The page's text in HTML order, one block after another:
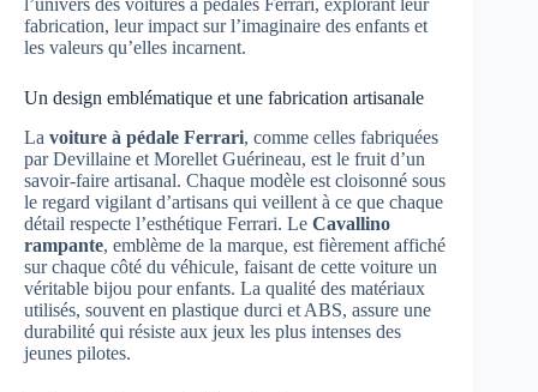
l’univers des voitures à pédales Ferrari, explorant leur
fabrication, leur impact sur l’imaginaire des enfants et
les valeurs qu’elles incarnent.
Un design emblématique et une fabrication artisanale
La voiture à pédale Ferrari, comme celles fabriquées
par Devillaine et Morellet Guérineau, est le fruit d’un
savoir-faire artisanal. Chaque modèle est cloisonné sous
le regard vigilant d’artisans qui veillent à ce que chaque
détail respecte l’esthétique Ferrari. Le Cavallino
rampante, emblème de la marque, est fièrement affiché
sur chaque côté du véhicule, faisant de cette voiture un
véritable bijou pour enfants. La qualité des matériaux
utilisés, souvent en plastique durci et ABS, assure une
durabilité qui résiste aux jeux les plus intenses des
jeunes pilotes.